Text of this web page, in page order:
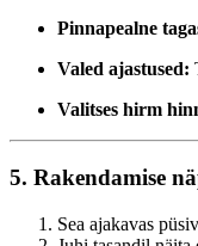
Pinnapealne
Valed ajastused:
Valitses hirm
5. Rakendamise
Sea ajakavas